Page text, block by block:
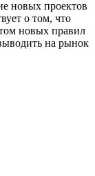
новых проектов
о том, что
новых правил
на рынок